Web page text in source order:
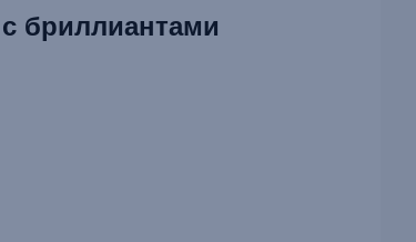
бриллиантами